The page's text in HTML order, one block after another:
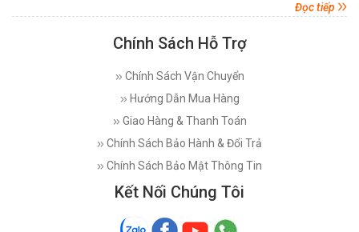
Chính Sách Hỗ Trợ
Chính Sách Vận Chuyển
Hướng Dẫn Mua Hàng
Giao Hàng & Thanh Toán
Chính Sách Bảo Hành & Đổi Trả
Chính Sách Bảo Mật Thông Tin
Đọc tiếp
Kết Nối Chúng Tôi